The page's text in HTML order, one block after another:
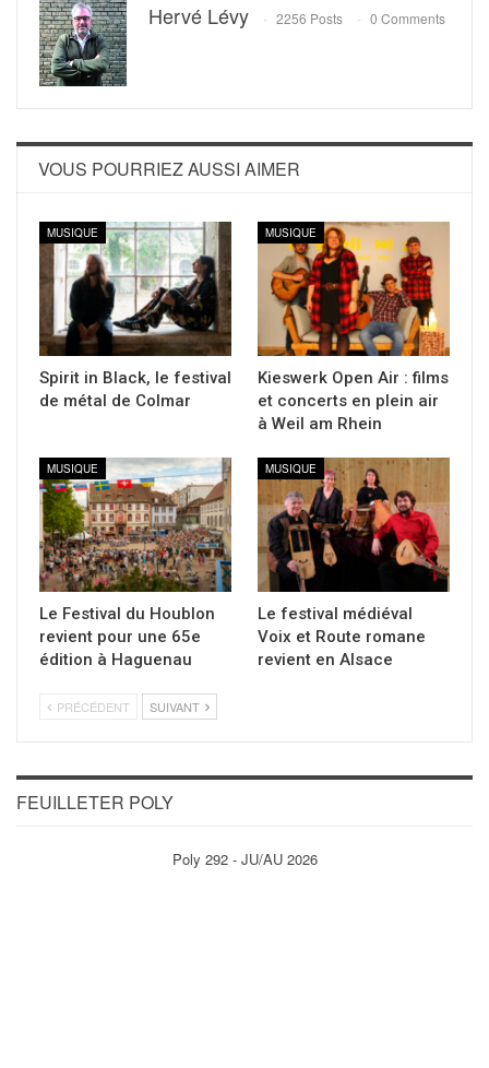
Hervé Lévy 2256 Posts 0 Comments
VOUS POURRIEZ AUSSI AIMER
MUSIQUE
Spirit in Black, le festival
de métal de Colmar
MUSIQUE
Kieswerk Open Air : films
et concerts en plein air
à Weil am Rhein
MUSIQUE
Le Festival du Houblon
revient pour une 65e
édition à Haguenau
MUSIQUE
Le festival médiéval
Voix et Route romane
revient en Alsace
PRÉCÉDENT SUIVANT
FEUILLETER POLY
Poly 292 - JU/AU 2026